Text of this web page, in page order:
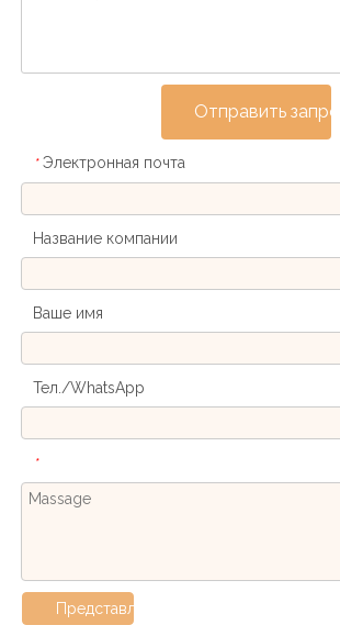
Отправить запрос
* Электронная почта
Название компании
Ваше имя
Тел./WhatsApp
*
Представлять на рассмотрение